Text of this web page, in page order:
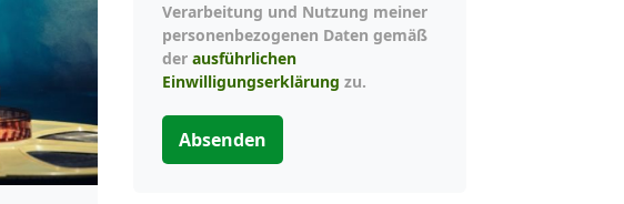
Verarbeitung und Nutzung meiner
personenbezogenen Daten gemäß
der ausführlichen
Einwilligungserklärung zu.
Absenden